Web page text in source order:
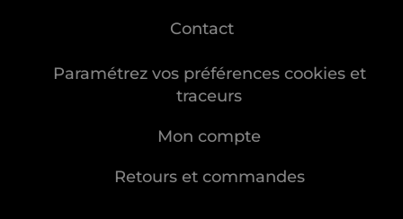
Contact
Paramétrez vos préférences cookies et
traceurs
Mon compte
Retours et commandes